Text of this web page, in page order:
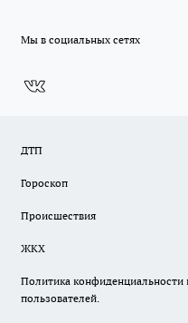
Мы в социальных сетях
ДТП
Гороскоп
Происшествия
ЖКХ
Политика конфиденциальности
пользователей.